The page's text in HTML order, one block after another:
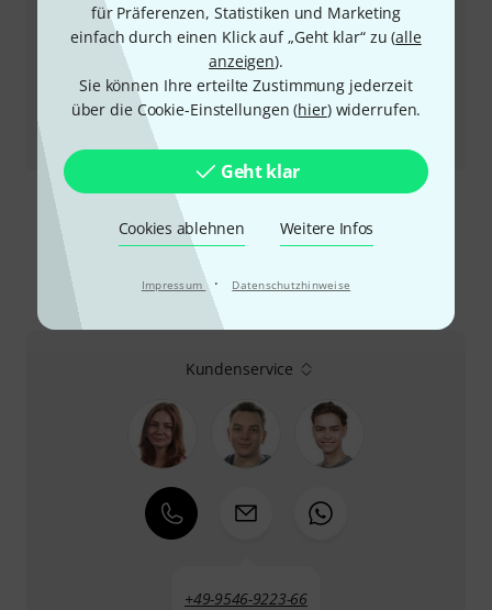
für Präferenzen, Statistiken und Marketing
einfach durch einen Klick auf „Geht klar“ zu (alle
anzeigen).
Sie können Ihre erteilte Zustimmung jederzeit
über die Cookie-Einstellungen (hier) widerrufen.
Geht klar
Cookies ablehnen Weitere Infos
Impressum · Datenschutzhinweise
OBNE Beam Splitter
So erreichen Sie uns
Kundenservice
+49-9546-9223-66